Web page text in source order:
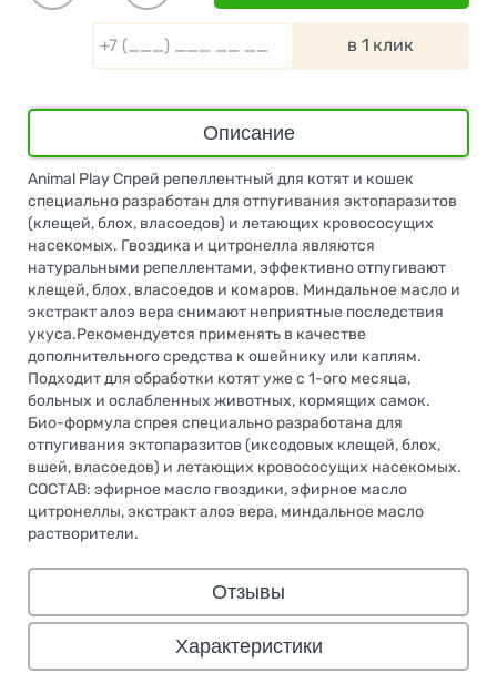
в 1 клик
Описание
Animal Play Спрей репеллентный для котят и кошек
специально разработан для отпугивания эктопаразитов
(клещей, блох, власоедов) и летающих кровососущих
насекомых. Гвоздика и цитронелла являются
натуральными репеллентами, эффективно отпугивают
клещей, блох, власоедов и комаров. Миндальное масло и
экстракт алоэ вера снимают неприятные последствия
укуса.Рекомендуется применять в качестве
дополнительного средства к ошейнику или каплям.
Подходит для обработки котят уже с 1-ого месяца,
больных и ослабленных животных, кормящих самок.
Био-формула спрея специально разработана для
отпугивания эктопаразитов (иксодовых клещей, блох,
вшей, власоедов) и летающих кровососущих насекомых.
СОСТАВ: эфирное масло гвоздики, эфирное масло
цитронеллы, экстракт алоэ вера, миндальное масло
растворители.
Отзывы
Характеристики